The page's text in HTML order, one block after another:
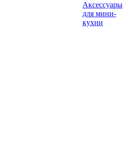
Аксессуары
для мини-
кухни